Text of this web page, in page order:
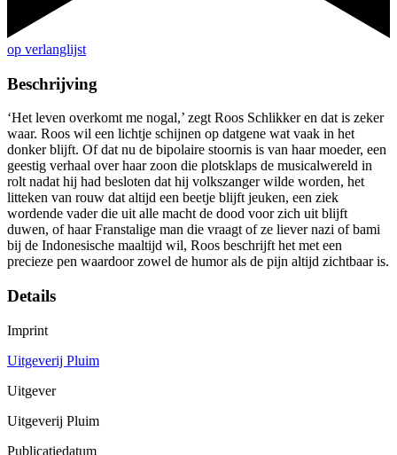
op verlanglijst
Beschrijving
‘Het leven overkomt me nogal,’ zegt Roos Schlikker en dat is zeker
waar. Roos wil een lichtje schijnen op datgene wat vaak in het
donker blijft. Of dat nu de bipolaire stoornis is van haar moeder, een
geestig verhaal over haar zoon die plotsklaps de musicalwereld in
rolt nadat hij had besloten dat hij volkszanger wilde worden, het
litteken van rouw dat altijd een beetje blijft jeuken, een ziek
wordende vader die uit alle macht de dood voor zich uit blijft
duwen, of haar Franstalige man die vraagt of ze liever nazi of bami
bij de Indonesische maaltijd wil, Roos beschrijft het met een
precieze pen waardoor zowel de humor als de pijn altijd zichtbaar is.
Details
Imprint
Uitgeverij Pluim
Uitgever
Uitgeverij Pluim
Publicatiedatum